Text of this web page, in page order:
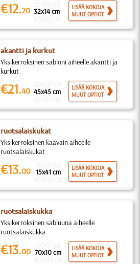
€12.20 32x14 cm
LISÄÄ KOKOJA,
MUUT OPTIOT
akantti ja kurkut
Yksikerroksinen sabloni aiheelle akantti ja
kurkut
€21.40 45x45 cm
LISÄÄ KOKOJA,
MUUT OPTIOT
ruotsalaiskukat
Yksikerroksinen kaavain aiheelle
ruotsalaiskukat
€13.00 15x41 cm
LISÄÄ KOKOJA,
MUUT OPTIOT
ruotsalaiskukka
Yksikerroksinen sabluuna aiheelle
ruotsalaiskukka
€13.00 70x10 cm
LISÄÄ KOKOJA,
MUUT OPTIOT